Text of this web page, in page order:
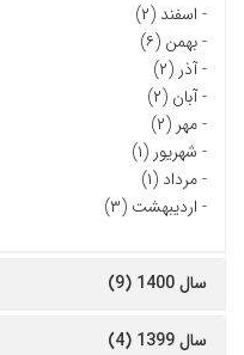
- اسفند (۲)
-بهمن (۶)
-آذر (۲)
-آبان (۲)
-مهر (۲)
- شهریور (۱)
-مرداد (۱)
- اردیبهشت (۳)
سال 1400 (9)
سال 1399 (4)